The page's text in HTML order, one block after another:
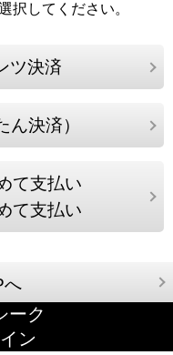
択してください。
ツ決済
決済）
て支払い
て支払い
へ
ーク
ン